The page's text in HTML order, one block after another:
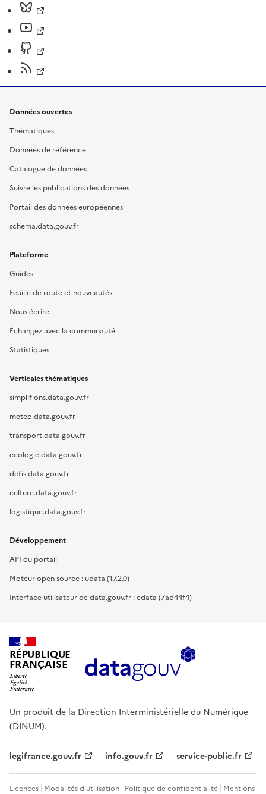
Données ouvertes
Thématiques
Données de référence
Catalogue de données
Suivre les publications des données
Portail des données européennes
schema.data.gouv.fr
Plateforme
Guides
Feuille de route et nouveautés
Nous écrire
Échangez avec la communauté
Statistiques
Verticales thématiques
simplifions.data.gouv.fr
meteo.data.gouv.fr
transport.data.gouv.fr
ecologie.data.gouv.fr
defis.data.gouv.fr
culture.data.gouv.fr
logistique.data.gouv.fr
Développement
API du portail
Moteur open source : udata (17.2.0)
Interface utilisateur de data.gouv.fr : cdata (7ad44f4)
RÉPUBLIQUE
FRANÇAISE
Un produit de la Direction Interministérielle du Numérique
(DINUM).
legifrance.gouv.fr info.gouv.fr service-public.fr
Licences Modalités d'utilisation Politique de confidentialité Mentions